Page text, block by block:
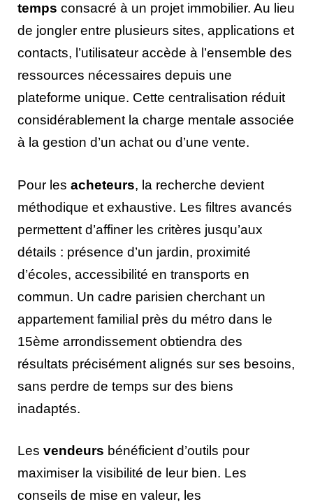
temps consacré à un projet immobilier. Au lieu
de jongler entre plusieurs sites, applications et
contacts, l’utilisateur accède à l’ensemble des
ressources nécessaires depuis une
plateforme unique. Cette centralisation réduit
considérablement la charge mentale associée
à la gestion d’un achat ou d’une vente.
Pour les acheteurs, la recherche devient
méthodique et exhaustive. Les filtres avancés
permettent d’affiner les critères jusqu’aux
détails : présence d’un jardin, proximité
d’écoles, accessibilité en transports en
commun. Un cadre parisien cherchant un
appartement familial près du métro dans le
15ème arrondissement obtiendra des
résultats précisément alignés sur ses besoins,
sans perdre de temps sur des biens
inadaptés.
Les vendeurs bénéficient d’outils pour
maximiser la visibilité de leur bien. Les
conseils de mise en valeur, les